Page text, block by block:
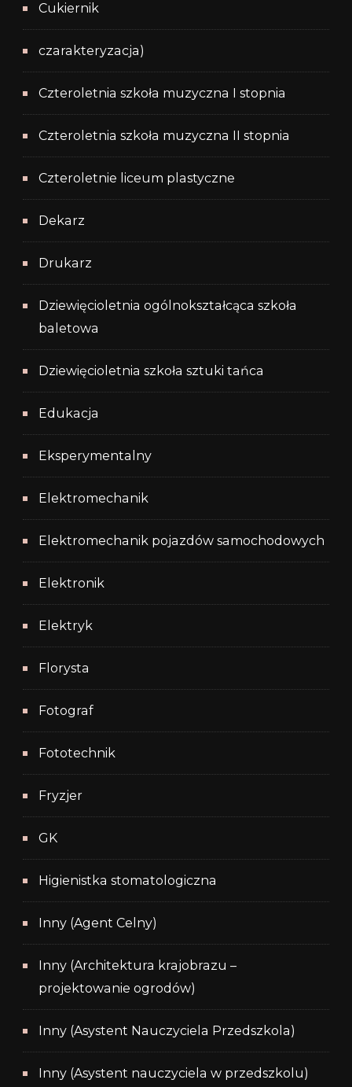
Cukiernik
czarakteryzacja)
Czteroletnia szkoła muzyczna I stopnia
Czteroletnia szkoła muzyczna II stopnia
Czteroletnie liceum plastyczne
Dekarz
Drukarz
Dziewięcioletnia ogólnokształcąca szkoła
baletowa
Dziewięcioletnia szkoła sztuki tańca
Edukacja
Eksperymentalny
Elektromechanik
Elektromechanik pojazdów samochodowych
Elektronik
Elektryk
Florysta
Fotograf
Fototechnik
Fryzjer
GK
Higienistka stomatologiczna
Inny (Agent Celny)
Inny (Architektura krajobrazu –
projektowanie ogrodów)
Inny (Asystent Nauczyciela Przedszkola)
Inny (Asystent nauczyciela w przedszkolu)